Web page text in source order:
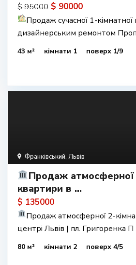
$ 95000 $ 90000
Продаж сучасної 1-
дизайнерським ремонтом
43 м² кімнати 1 поверх 1/9
Франківський, Львів
Продаж атмосферної
квартири в ...
$ 135000
Продаж атмосферної 2-
центрі Львів | пл. Григоренка П
80 м² кімнати 2 поверх 4/5